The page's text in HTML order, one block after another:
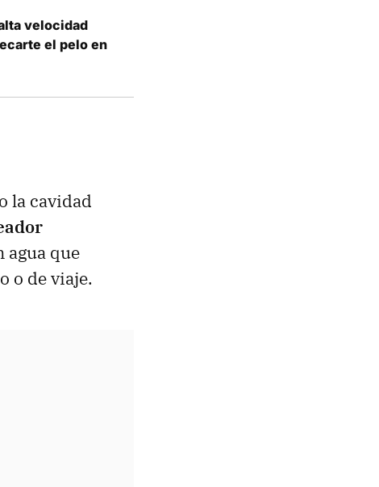
velocidad
el pelo en
la cavidad
agua que
o de viaje.